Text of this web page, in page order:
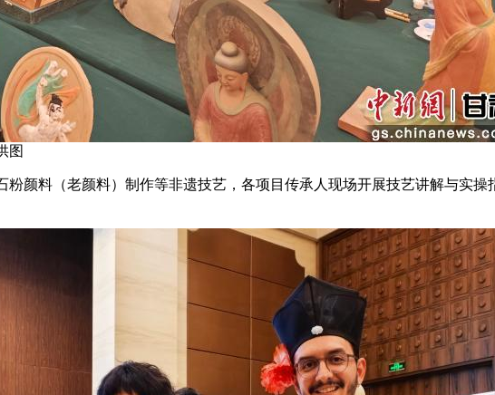
图
料（老颜料）制作等非遗技艺，各项目传承人现场开展技艺讲解与实操